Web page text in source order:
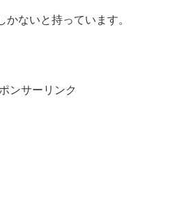
ないと持っています。
ンサーリンク